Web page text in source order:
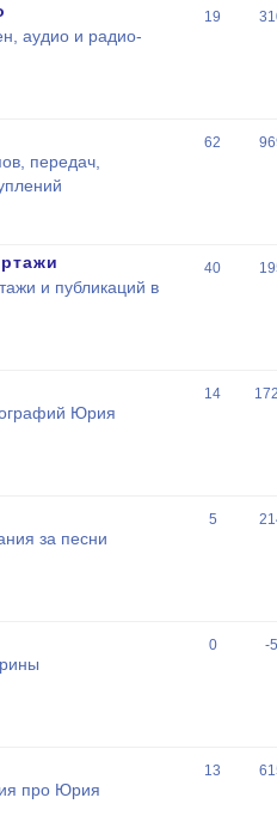
аудио и радио-
19
передач,
62
и публикаций в
40
Юрия
14
за песни
5
0 -
про Юрия
13